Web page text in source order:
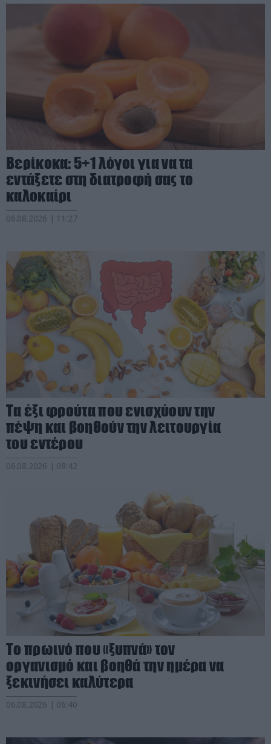
Βερίκοκα: 5+1 λόγοι για να τα
εντάξετε στη διατροφή σας το
καλοκαίρι
06.08.2026 | 11:27
Τα έξι φρούτα που ενισχύουν την
πέψη και βοηθούν την λειτουργία
του εντέρου
06.08.2026 | 08:42
Το πρωινό που «ξυπνά» τον
οργανισμό και βοηθά την ημέρα να
ξεκινήσει καλύτερα
06.08.2026 | 06:40